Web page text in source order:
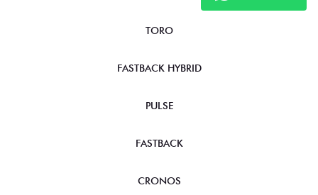
TORO
FASTBACK HYBRID
PULSE
FASTBACK
CRONOS